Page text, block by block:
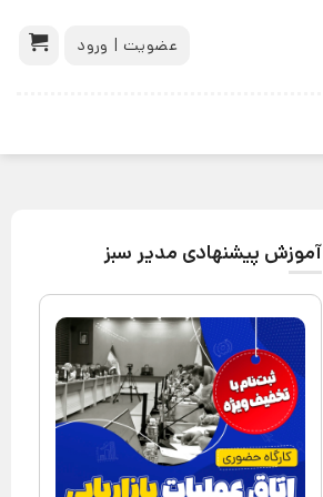
عضویت | ورود
آموزش پیشنهادی مدیر سبز